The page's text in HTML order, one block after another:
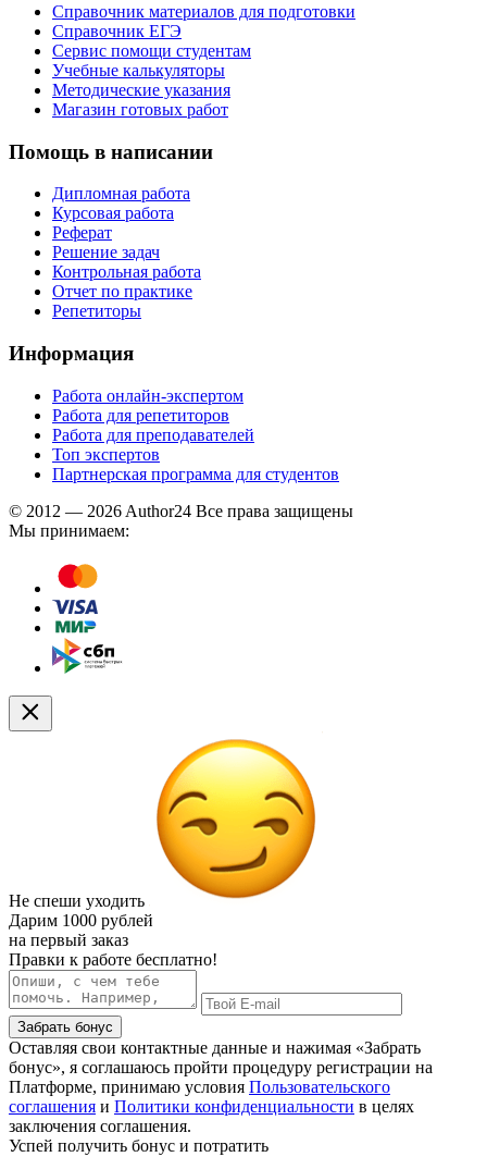
Справочник материалов для подготовки
Справочник ЕГЭ
Сервис помощи студентам
Учебные калькуляторы
Методические указания
Магазин готовых работ
Помощь в написании
Дипломная работа
Курсовая работа
Реферат
Решение задач
Контрольная работа
Отчет по практике
Репетиторы
Информация
Работа онлайн-экспертом
Работа для репетиторов
Работа для преподавателей
Топ экспертов
Партнерская программа для студентов
© 2012 — 2026 Author24 Все права защищены
Мы принимаем:
Не спеши уходить
Дарим 1000 рублей
на первый заказ
Правки к работе бесплатно!
Забрать бонус
Оставляя свои контактные данные и нажимая «Забрать
бонус», я соглашаюсь пройти процедуру регистрации на
Платформе, принимаю условия Пользовательского
соглашения и Политики конфиденциальности в целях
заключения соглашения.
Успей получить бонус и потратить